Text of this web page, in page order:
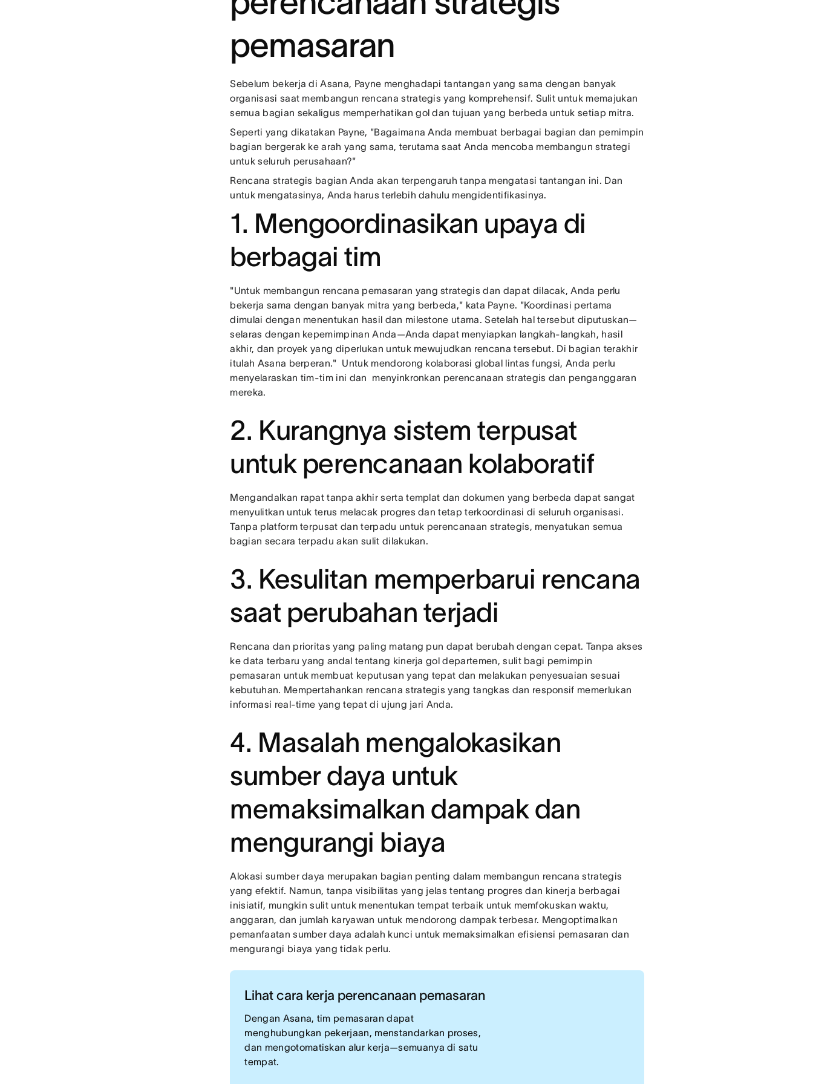
pemasaran
Sebelum bekerja di Asana, Payne menghadapi tantangan yang sama dengan banyak
organisasi saat membangun rencana strategis yang komprehensif. Sulit untuk memajukan
semua bagian sekaligus memperhatikan gol dan tujuan yang berbeda untuk setiap mitra.
Seperti yang dikatakan Payne, "Bagaimana Anda membuat berbagai bagian dan pemimpin
bagian bergerak ke arah yang sama, terutama saat Anda mencoba membangun strategi
untuk seluruh perusahaan?"
Rencana strategis bagian Anda akan terpengaruh tanpa mengatasi tantangan ini. Dan
untuk mengatasinya, Anda harus terlebih dahulu mengidentifikasinya.
1. Mengoordinasikan upaya di
berbagai tim
"Untuk membangun rencana pemasaran yang strategis dan dapat dilacak, Anda perlu
bekerja sama dengan banyak mitra yang berbeda," kata Payne. "Koordinasi pertama
dimulai dengan menentukan hasil dan milestone utama. Setelah hal tersebut diputuskan—
selaras dengan kepemimpinan Anda—Anda dapat menyiapkan langkah-langkah, hasil
akhir, dan proyek yang diperlukan untuk mewujudkan rencana tersebut. Di bagian terakhir
itulah Asana berperan." Untuk mendorong kolaborasi global lintas fungsi, Anda perlu
menyelaraskan tim-tim ini dan menyinkronkan perencanaan strategis dan penganggaran
mereka.
2. Kurangnya sistem terpusat
untuk perencanaan kolaboratif
Mengandalkan rapat tanpa akhir serta templat dan dokumen yang berbeda dapat sangat
menyulitkan untuk terus melacak progres dan tetap terkoordinasi di seluruh organisasi.
Tanpa platform terpusat dan terpadu untuk perencanaan strategis, menyatukan semua
bagian secara terpadu akan sulit dilakukan.
3. Kesulitan memperbarui rencana
saat perubahan terjadi
Rencana dan prioritas yang paling matang pun dapat berubah dengan cepat. Tanpa akses
ke data terbaru yang andal tentang kinerja gol departemen, sulit bagi pemimpin
pemasaran untuk membuat keputusan yang tepat dan melakukan penyesuaian sesuai
kebutuhan. Mempertahankan rencana strategis yang tangkas dan responsif memerlukan
informasi real-time yang tepat di ujung jari Anda.
4. Masalah mengalokasikan
sumber daya untuk
memaksimalkan dampak dan
mengurangi biaya
Alokasi sumber daya merupakan bagian penting dalam membangun rencana strategis
yang efektif. Namun, tanpa visibilitas yang jelas tentang progres dan kinerja berbagai
inisiatif, mungkin sulit untuk menentukan tempat terbaik untuk memfokuskan waktu,
anggaran, dan jumlah karyawan untuk mendorong dampak terbesar. Mengoptimalkan
pemanfaatan sumber daya adalah kunci untuk memaksimalkan efisiensi pemasaran dan
mengurangi biaya yang tidak perlu.
Lihat cara kerja perencanaan pemasaran
Dengan Asana, tim pemasaran dapat
menghubungkan pekerjaan, menstandarkan proses,
dan mengotomatiskan alur kerja—semuanya di satu
tempat.